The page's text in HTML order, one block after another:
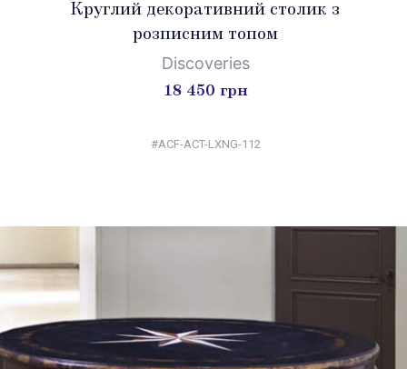
Круглий декоративний столик з
розписним топом
Discoveries
18 450 грн
#ACF-ACT-LXNG-112